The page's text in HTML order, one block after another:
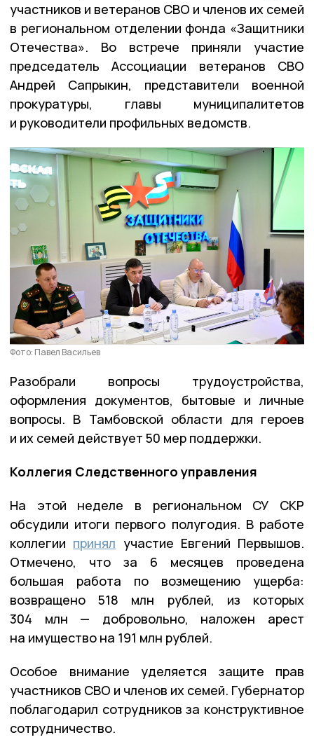
участников и ветеранов СВО и членов их семей
в региональном отделении фонда «Защитники
Отечества». Во встрече приняли участие
председатель Ассоциации ветеранов СВО
Андрей Сапрыкин, представители военной
прокуратуры, главы муниципалитетов
и руководители профильных ведомств.
Фото: Павел Васильев
Разобрали вопросы трудоустройства,
оформления документов, бытовые и личные
вопросы. В Тамбовской области для героев
и их семей действует 50 мер поддержки.
Коллегия Следственного управления
На этой неделе в региональном СУ СКР
обсудили итоги первого полугодия. В работе
коллегии принял участие Евгений Первышов.
Отмечено, что за 6 месяцев проведена
большая работа по возмещению ущерба:
возвращено 518 млн рублей, из которых
304 млн — добровольно, наложен арест
на имущество на 191 млн рублей.
Особое внимание уделяется защите прав
участников СВО и членов их семей. Губернатор
поблагодарил сотрудников за конструктивное
сотрудничество.